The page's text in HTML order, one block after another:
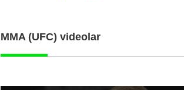
MMA (UFC) videolar